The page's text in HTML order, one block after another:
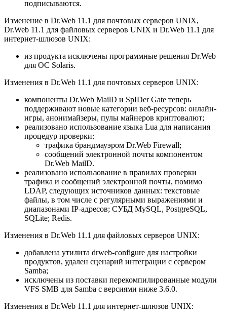
подписываются.
Изменение в Dr.Web 11.1 для почтовых серверов UNIX,
Dr.Web 11.1 для файловых серверов UNIX и Dr.Web 11.1 для
интернет-шлюзов UNIX:
из продукта исключены программные решения Dr.Web
для ОС Solaris.
Изменения в Dr.Web 11.1 для почтовых серверов UNIX:
компоненты Dr.Web MailD и SpIDer Gate теперь
поддерживают новые категории веб-ресурсов: онлайн-
игры, анонимайзеры, пулы майнеров криптовалют;
реализовано использование языка Lua для написания
процедур проверки:
трафика брандмауэром Dr.Web Firewall;
сообщений электронной почты компонентом
Dr.Web MailD.
реализовано использование в правилах проверки
трафика и сообщений электронной почты, помимо
LDAP, следующих источников данных: текстовые
файлы, в том числе с регулярными выражениями и
диапазонами IP-адресов; СУБД MySQL, PostgreSQL,
SQLite; Redis.
Изменения в Dr.Web 11.1 для файловых серверов UNIX:
добавлена утилита drweb-configure для настройки
продуктов, удален сценарий интеграции с сервером
Samba;
исключены из поставки перекомпилированные модули
VFS SMB для Samba с версиями ниже 3.6.0.
Изменения в Dr.Web 11.1 для интернет-шлюзов UNIX: